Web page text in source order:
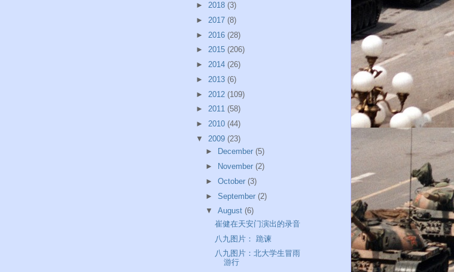
► 2018 (3)
► 2017 (8)
► 2016 (28)
► 2015 (206)
► 2014 (26)
► 2013 (6)
► 2012 (109)
► 2011 (58)
► 2010 (44)
▼ 2009 (23)
►
December (5)
►
November (2)
► October (3)
► September (2)
▼ August (6)
崔健在天安门演出的录音
八九图片： 跪谏
八九图片：北大学生冒雨
游行